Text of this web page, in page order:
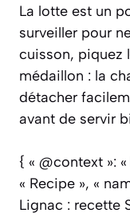
La lotte est un
surveiller pour
cuisson, piquez
médaillon : la
détacher
avant de servir
{ « @context »:
« Recipe », «
Lignac : recette